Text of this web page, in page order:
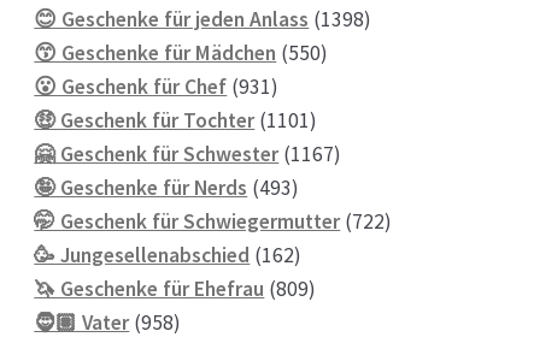
Produkte
😊 Geschenke für jeden Anlass 13981398
😙 Geschenke für Mädchen 550550
😮 Geschenk für Chef 931931
Produkte
🤑 Geschenk für Tochter 11011101
Produkte
🤗 Geschenk für Schwester 11671167
🤪 Geschenke für Nerds 493493
Produkte
🤭 Geschenk für Schwiegermutter 722722
🥳 Jungesellenabschied 162162
Produkte
🦄 Geschenke für Ehefrau 809809
🧔🏽 Vater 958958